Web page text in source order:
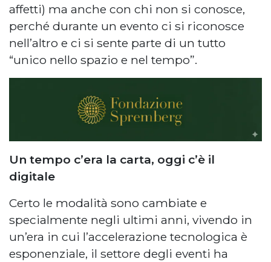
affetti) ma anche con chi non si conosce,
perché durante un evento ci si riconosce
nell’altro e ci si sente parte di un tutto
“unico nello spazio e nel tempo”.
Un tempo c’era la carta, oggi c’è il
digitale
Certo le modalità sono cambiate e
specialmente negli ultimi anni, vivendo in
un’era in cui l’accelerazione tecnologica è
esponenziale, il settore degli eventi ha